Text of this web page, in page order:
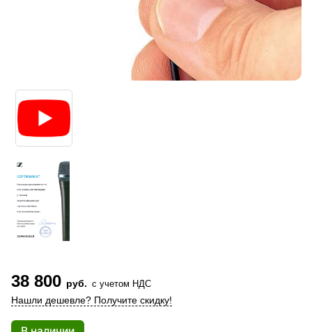
38 800 руб. с учетом НДС
Нашли дешевле? Получите скидку!